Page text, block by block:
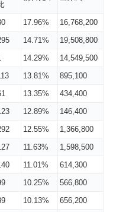
17.96%
16,768,200
14.71%
19,508,800
14.29%
14,549,500
13.81%
895,100
13.35%
434,400
12.89%
146,400
12.55%
1,366,800
11.63%
1,598,500
11.01%
614,300
10.25%
566,800
10.13%
656,200